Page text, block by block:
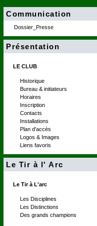
Communication
Dossier_Presse
Présentation
LE CLUB
Historique
Bureau & initiateurs
Horaires
Inscription
Contacts
Installations
Plan d'accès
Logos & Images
Liens favoris
Le Tir à l' Arc
Le Tir à L'arc
Les Disciplines
Les Distinctions
Des grands champions